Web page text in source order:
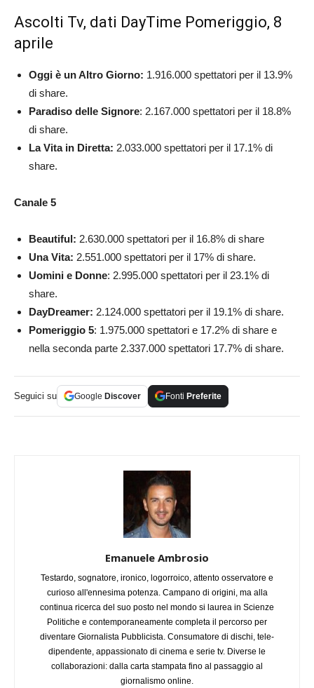
Ascolti Tv, dati DayTime Pomeriggio, 8
aprile
Oggi è un Altro Giorno: 1.916.000 spettatori per il 13.9%
di share.
Paradiso delle Signore: 2.167.000 spettatori per il 18.8%
di share.
La Vita in Diretta: 2.033.000 spettatori per il 17.1% di
share.
Canale 5
Beautiful: 2.630.000 spettatori per il 16.8% di share
Una Vita: 2.551.000 spettatori per il 17% di share.
Uomini e Donne: 2.995.000 spettatori per il 23.1% di
share.
DayDreamer: 2.124.000 spettatori per il 19.1% di share.
Pomeriggio 5: 1.975.000 spettatori e 17.2% di share e
nella seconda parte 2.337.000 spettatori 17.7% di share.
Seguici su Google Discover Fonti Preferite
Emanuele Ambrosio
Testardo, sognatore, ironico, logorroico, attento osservatore e
curioso all'ennesima potenza. Campano di origini, ma alla
continua ricerca del suo posto nel mondo si laurea in Scienze
Politiche e contemporaneamente completa il percorso per
diventare Giornalista Pubblicista. Consumatore di dischi, tele-
dipendente, appassionato di cinema e serie tv. Diverse le
collaborazioni: dalla carta stampata fino al passaggio al
giornalismo online.